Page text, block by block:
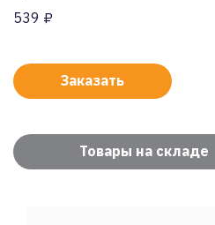
539 ₽
Заказать
Товары на складе